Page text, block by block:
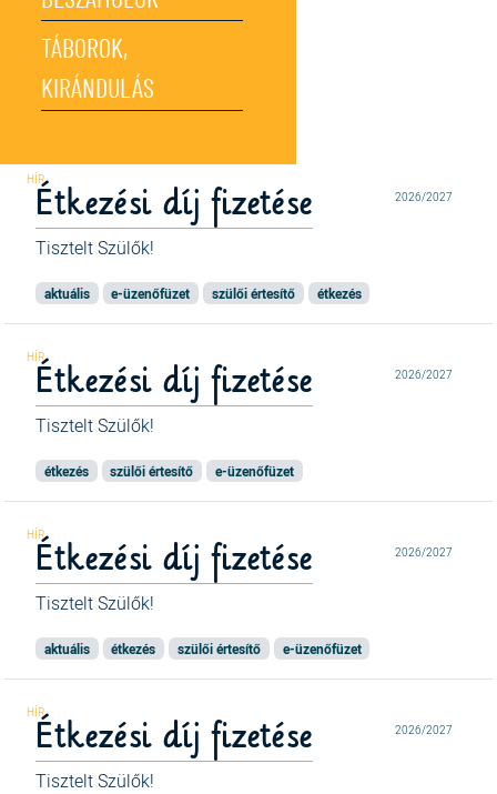
TÁBOROK,
KIRÁNDULÁS
2026/2027
Étkezési díj fizetése
Tisztelt Szülők!
aktuális e-üzenőfüzet szülői értesítő étkezés
2026/2027
Étkezési díj fizetése
Tisztelt Szülők!
étkezés szülői értesítő e-üzenőfüzet
2026/2027
Étkezési díj fizetése
Tisztelt Szülők!
aktuális étkezés szülői értesítő e-üzenőfüzet
2026/2027
Étkezési díj fizetése
Tisztelt Szülők!